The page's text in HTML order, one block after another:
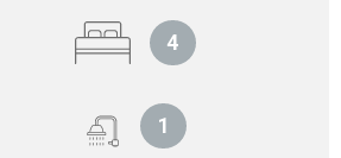
4
1